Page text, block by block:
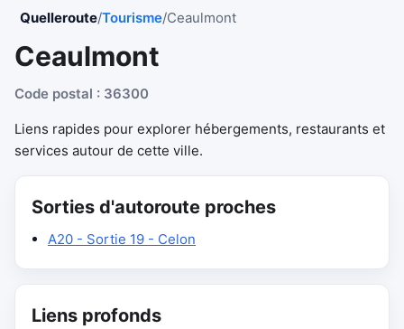
Quelleroute/Tourisme/Ceaulmont
Ceaulmont
Code postal : 36300
Liens rapides pour explorer hébergements, restaurants et
services autour de cette ville.
Sorties d'autoroute proches
A20 - Sortie 19 - Celon
Liens profonds